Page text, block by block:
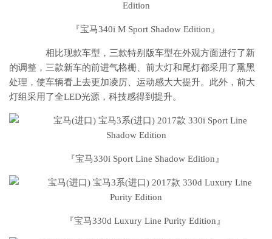
『宝马340i M Sport Shadow Edition』
相比现款车型，三款特别版车型在外观方面进行了新
的调整，三款新车的前进气格栅、前大灯和尾灯都采用了熏黑
处理，使车辆看上去更加凌厉、运动感大大提升。此外，前大
灯组采用了全LED光源，科技感得到提升。
『宝马330i Sport Line Shadow Edition』
『宝马330d Luxury Line Purity Edition』